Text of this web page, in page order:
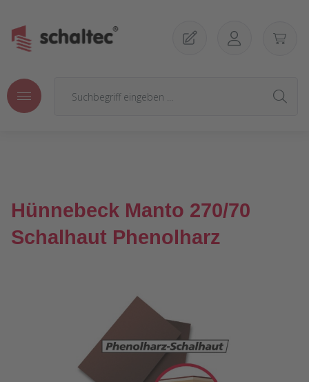
Hünnebeck Manto 270/70
Schalhaut Phenolharz
Bildergalerie überspringen